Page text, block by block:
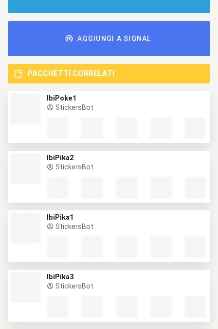
AGGIUNGI A SIGNAL
PACCHETTI CORRELATI
IbiPoke1
StickersBot
IbiPika2
StickersBot
IbiPika1
StickersBot
IbiPika3
StickersBot